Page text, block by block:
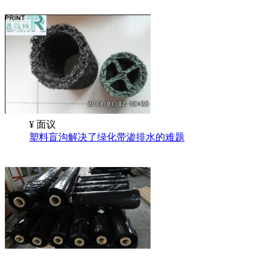
¥ 面议
塑料盲沟解决了绿化带渗排水的难题